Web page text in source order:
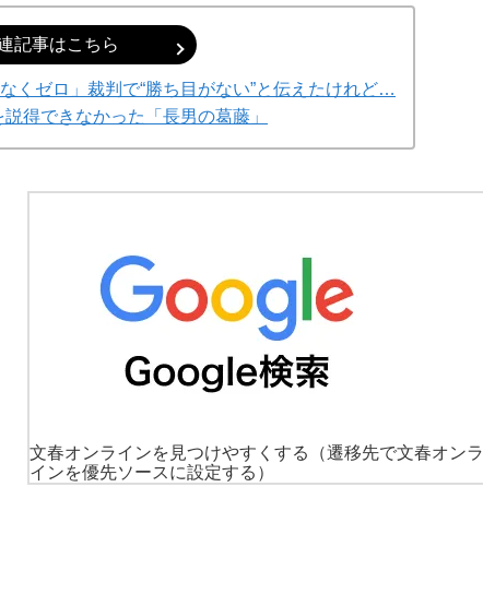
記事はこちら
くゼロ」裁判で“勝ち目がない”と伝えたけれど…
得できなかった「長男の葛藤」
文春オンラインを見つけやすくする
（遷移先で文春オンラ
インを優先ソースに設定する）